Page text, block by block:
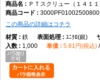
ＰＴスクリュー（１４１１
この商品の詳細はコチラ
鉄
ﾕﾆｸﾛ(銀)
1,000
5.81円(税込)